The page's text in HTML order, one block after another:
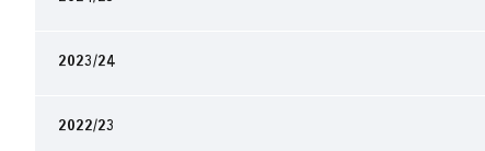
2023/24
2022/23